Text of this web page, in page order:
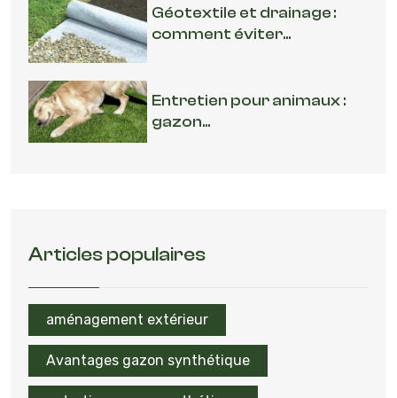
Géotextile et drainage :
comment éviter...
Entretien pour animaux :
gazon...
Articles populaires
aménagement extérieur
Avantages gazon synthétique